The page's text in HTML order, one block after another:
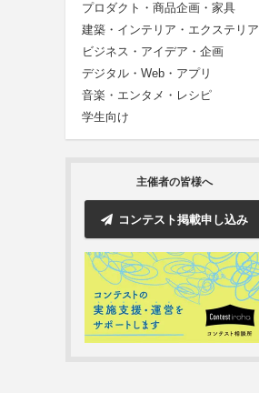
プロダクト・商品企画・家具
建築・インテリア・エクステリア
ビジネス・アイデア・企画
デジタル・Web・アプリ
音楽・エンタメ・レシピ
学生向け
主催者の皆様へ
コンテスト掲載申し込み